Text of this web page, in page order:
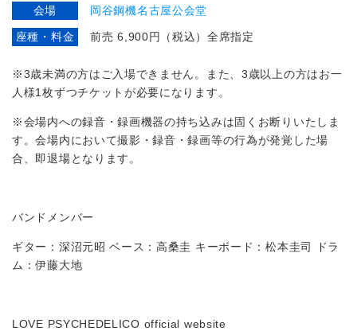
会場 岡谷鋼機名古屋公会堂
座種・料金 前売 6,900円（税込）全席指定
※3歳未満の方はご入場できません。また、3歳以上の方はお一
人様1枚ずつチケットが必要になります。
※会場内への録音・録画機器の持ち込みは固くお断りいたしま
す。会場内において撮影・録音・録画等の行為が発覚した場
合、即退場となります。
バンドメンバー
ギター：深沼元昭 ベース：高桑圭 キーボード：松本圭司 ドラ
ム：伊藤大地
LOVE PSYCHEDELICO official website